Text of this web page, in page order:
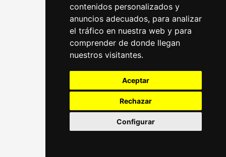
contenidos personalizados y
anuncios adecuados, para analizar
el tráfico en nuestra web y para
comprender de donde llegan
nuestros visitantes.
Aceptar
Rechazar
Configurar